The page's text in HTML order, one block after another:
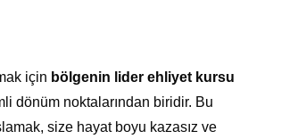
için bölgenin lider ehliyet kursu
dönüm noktalarından biridir. Bu
size hayat boyu kazasız ve